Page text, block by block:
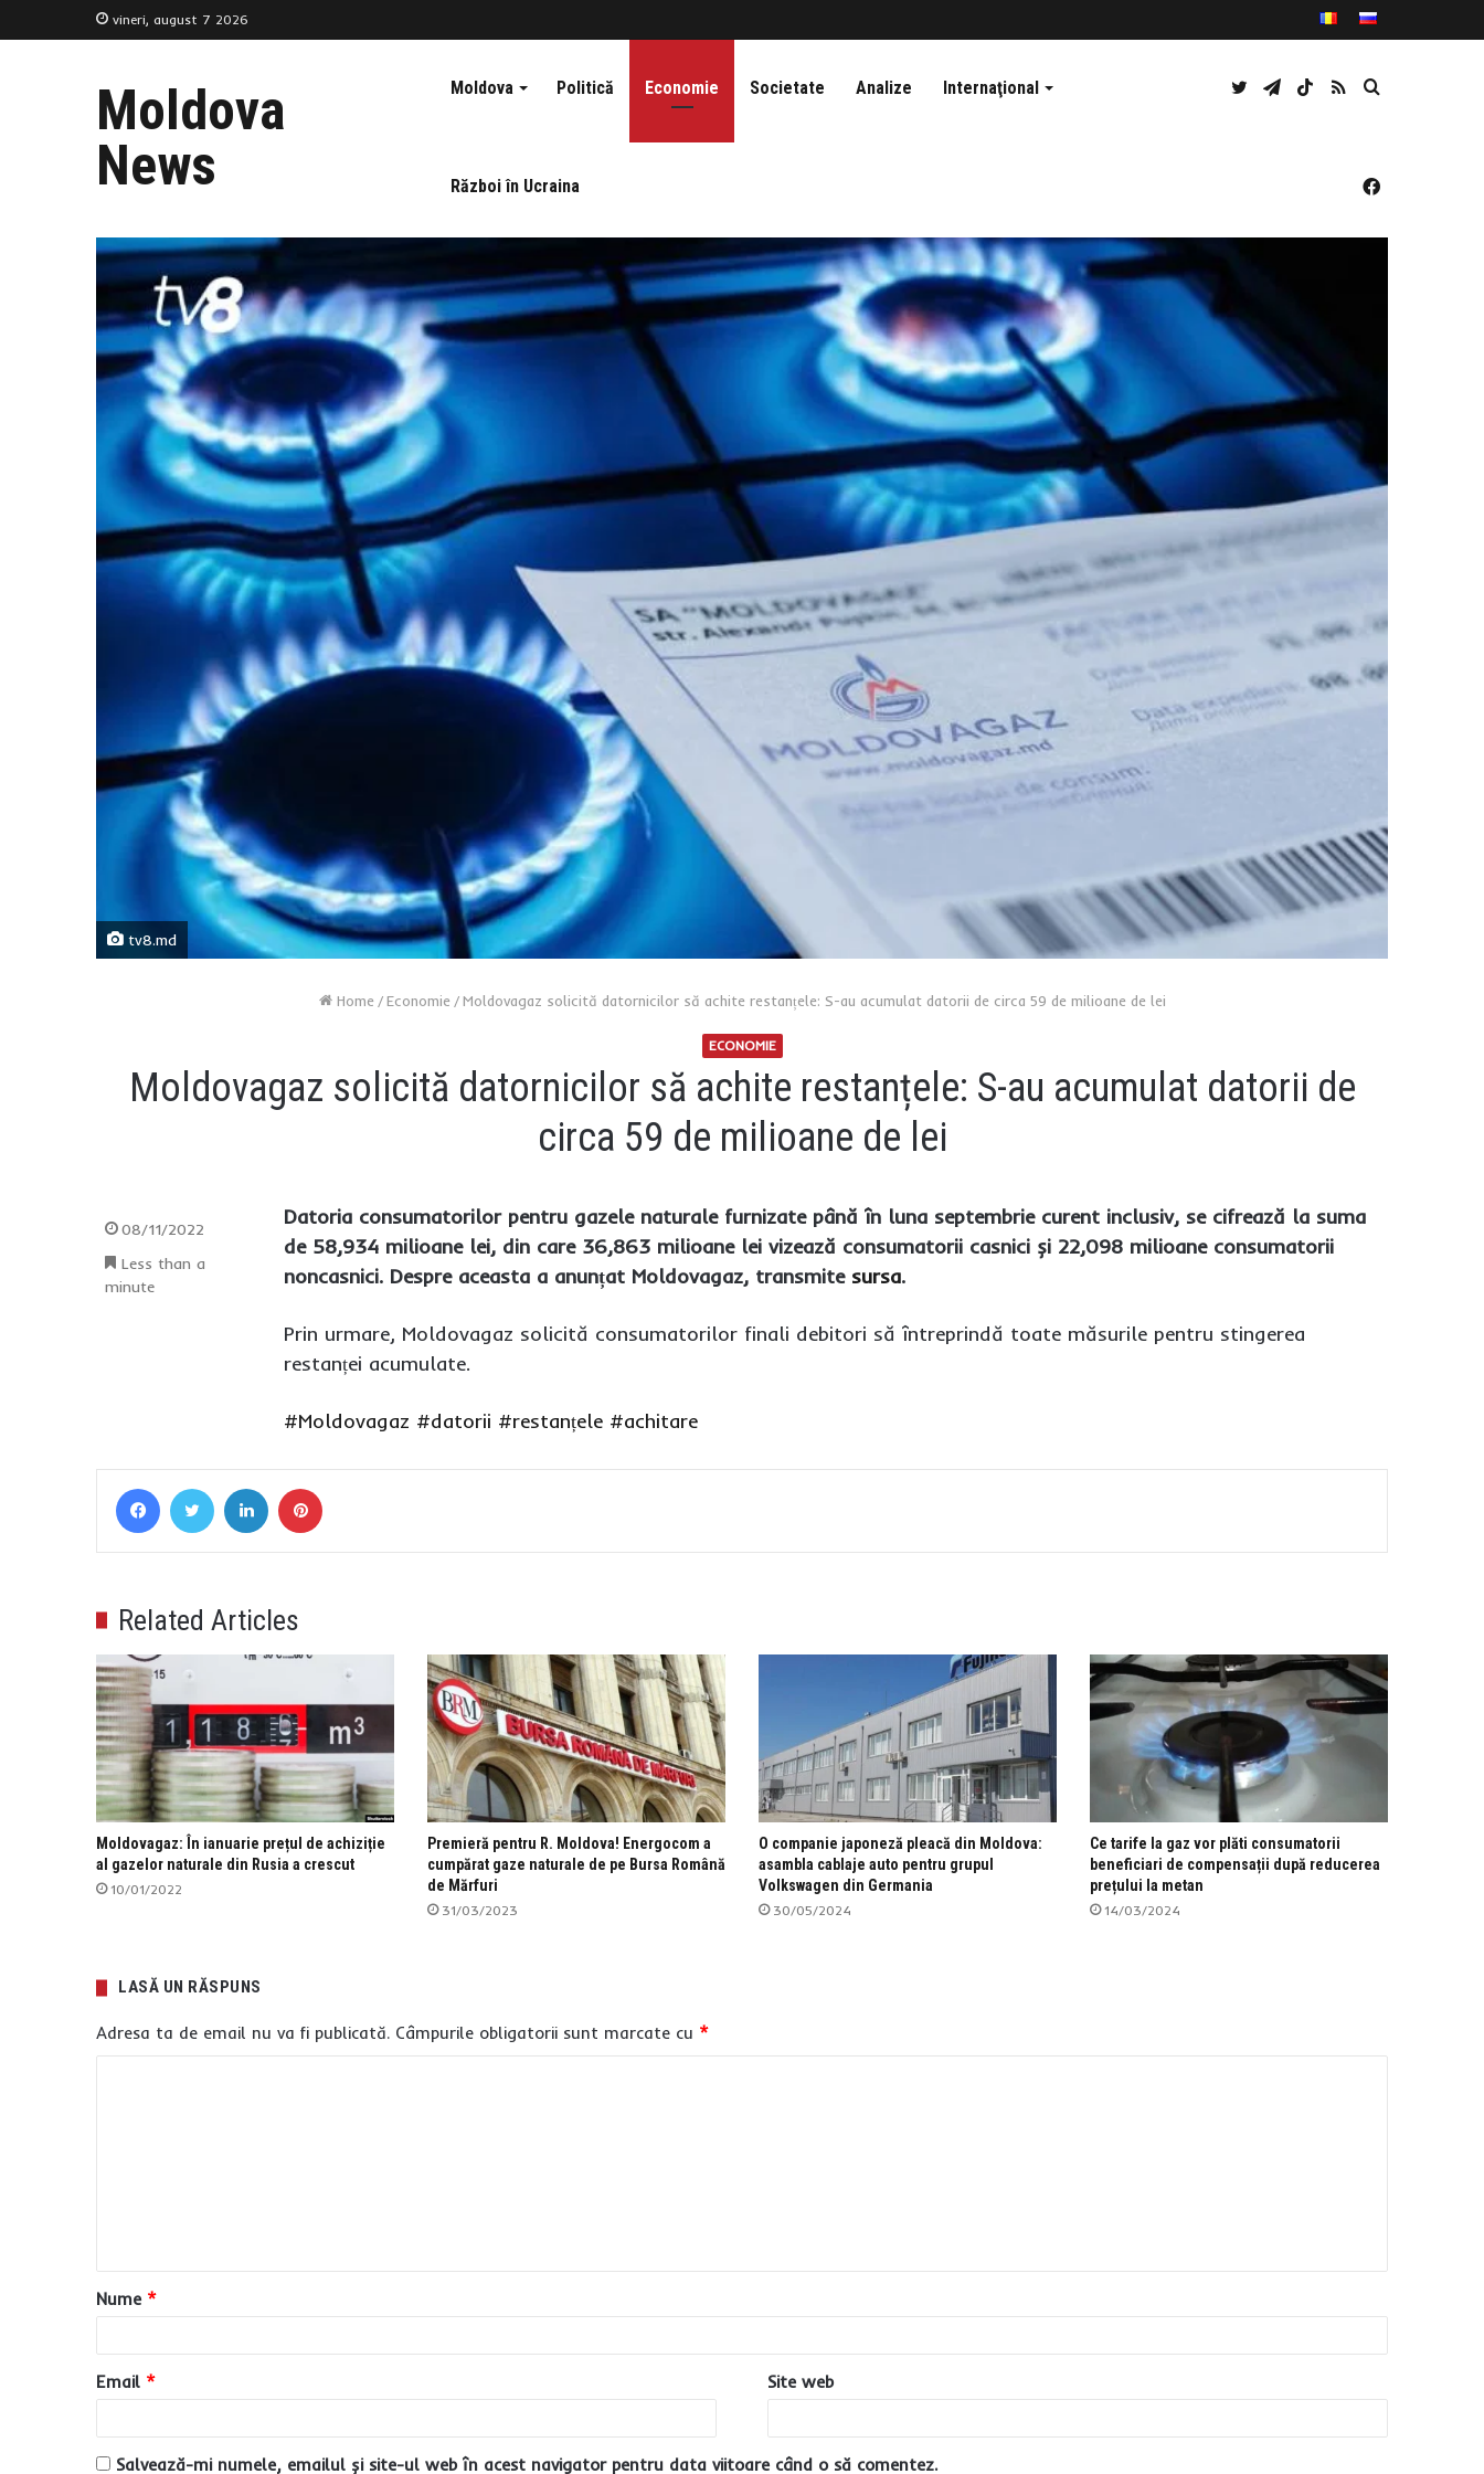
vineri, august 7 2026
Moldova
News
Moldova Politică Economie Societate Analize Internaţional
Război în Ucraina
Caută
RSS
TikTok
Telegram
Twitter
Facebook
tv8.md
Home / Economie / Moldovagaz solicită datornicilor să achite restanțele: S-au acumulat datorii de circa 59 de milioane de lei
ECONOMIE
Moldovagaz solicită datornicilor să achite restanțele: S-au acumulat datorii de
circa 59 de milioane de lei
Datoria consumatorilor pentru gazele naturale furnizate până în luna septembrie curent inclusiv, se cifrează la suma
de 58,934 milioane lei, din care 36,863 milioane lei vizează consumatorii casnici și 22,098 milioane consumatorii
noncasnici. Despre aceasta a anunțat Moldovagaz, transmite sursa.
Prin urmare, Moldovagaz solicită consumatorilor finali debitori să întreprindă toate măsurile pentru stingerea
restanței acumulate.
#Moldovagaz #datorii #restanțele #achitare
08/11/2022
Less than a
minute
FacebookTwitter LinkedIn
Related Articles
Moldovagaz: În ianuarie prețul de achiziție
al gazelor naturale din Rusia a crescut
10/01/2022
Premieră pentru R. Moldova! Energocom a
cumpărat gaze naturale de pe Bursa Română
de Mărfuri
31/03/2023
O companie japoneză pleacă din Moldova:
asambla cablaje auto pentru grupul
Volkswagen din Germania
30/05/2024
Ce tarife la gaz vor plăti consumatorii
beneficiari de compensații după reducerea
prețului la metan
14/03/2024
LASĂ UN RĂSPUNS
Adresa ta de email nu va fi publicată. Câmpurile obligatorii sunt marcate cu *
a
r
u
*
Nume *
Email * Site web
Salvează-mi numele, emailul și site-ul web în acest navigator pentru data viitoare când o să comentez.